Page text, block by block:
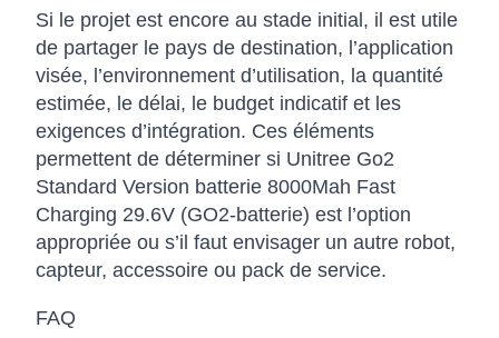
Si le projet est encore au stade initial, il est utile
de partager le pays de destination, l’application
visée, l’environnement d’utilisation, la quantité
estimée, le délai, le budget indicatif et les
exigences d’intégration. Ces éléments
permettent de déterminer si Unitree Go2
Standard Version batterie 8000Mah Fast
Charging 29.6V (GO2-batterie) est l’option
appropriée ou s’il faut envisager un autre robot,
capteur, accessoire ou pack de service.
FAQ